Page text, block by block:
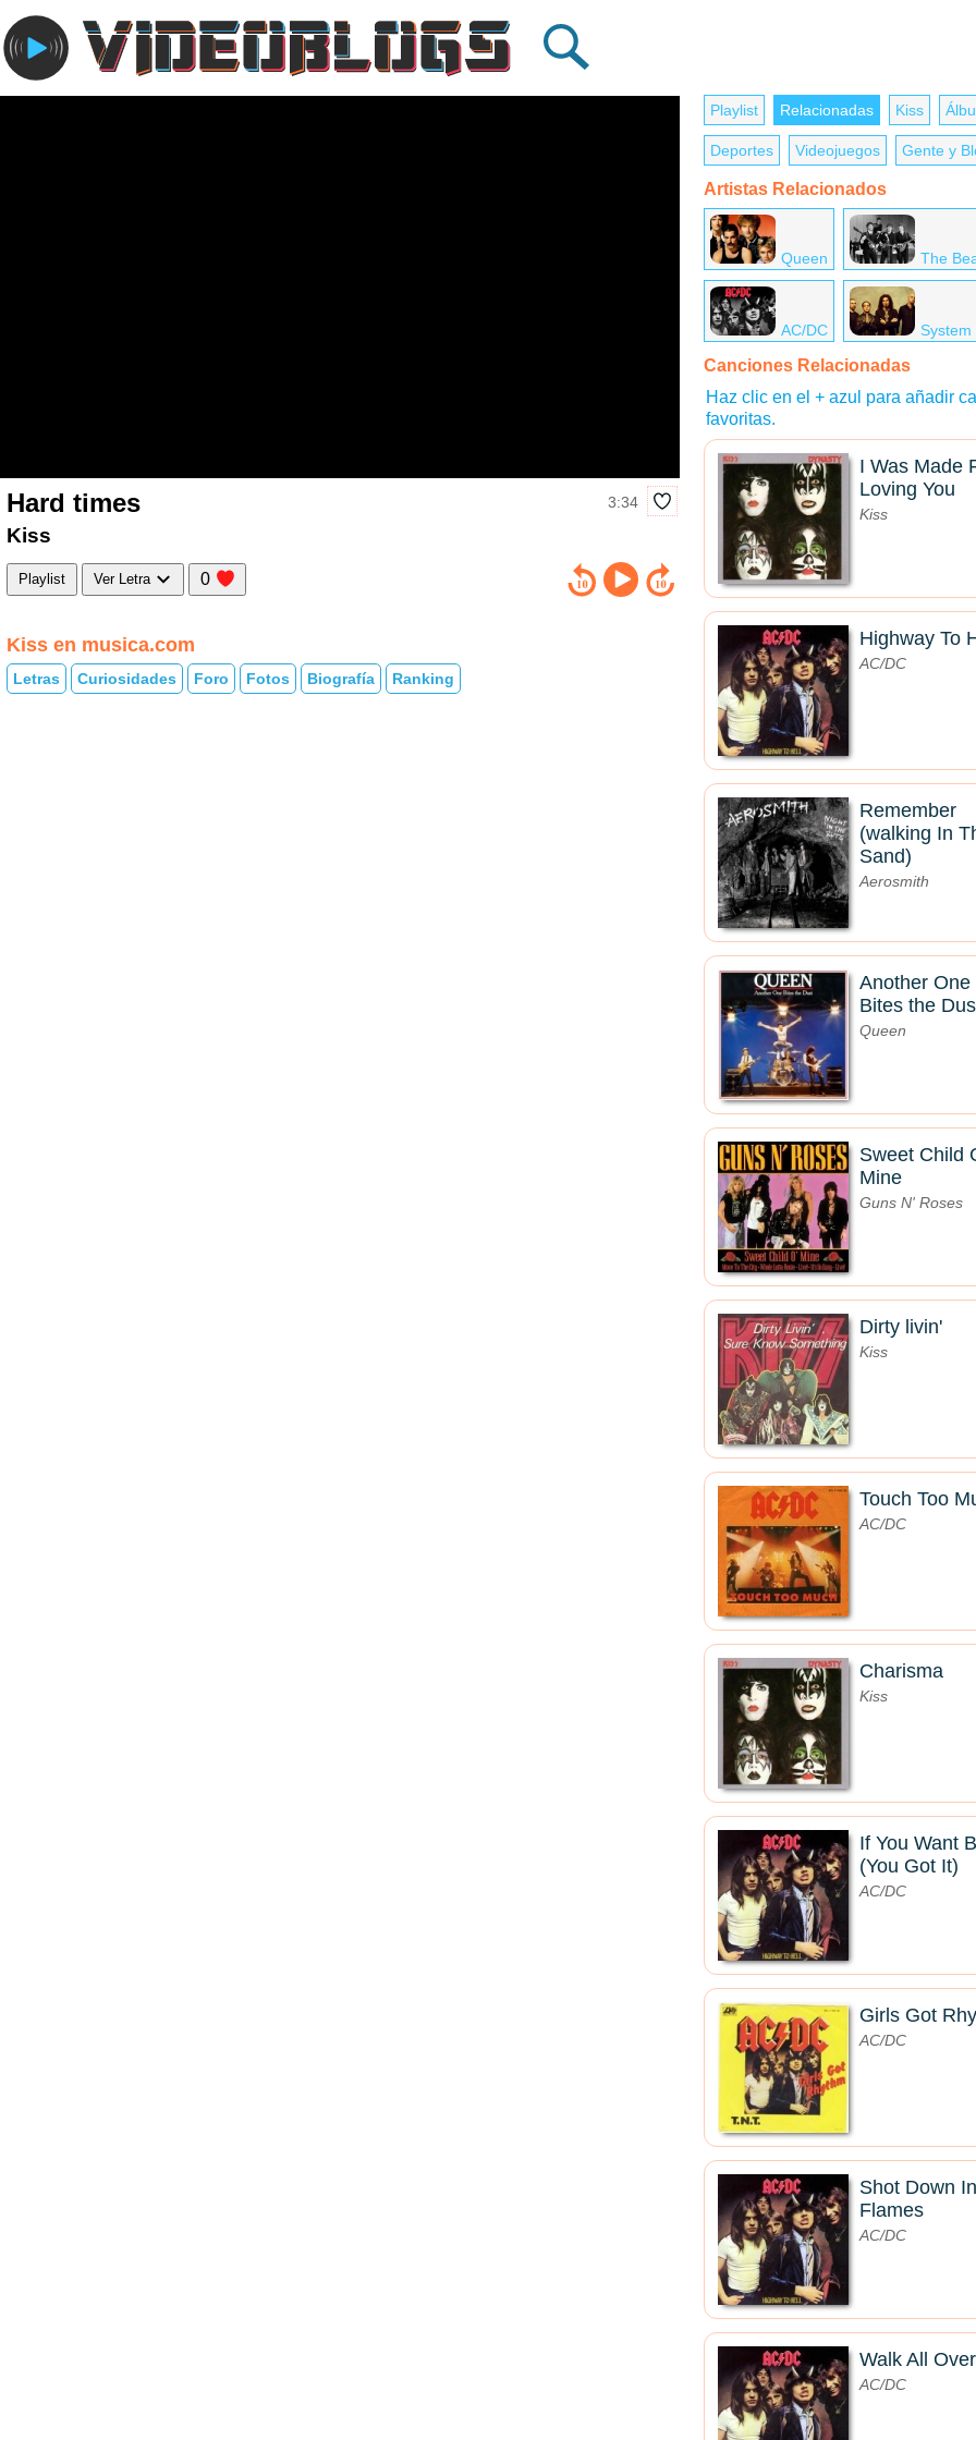
Hard times 3:34
Kiss
Playlist Ver Letra 0
Kiss en musica.com
Letras Curiosidades Foro Fotos Biografía Ranking
Playlist Relacionadas Kiss
Deportes Videojuegos Gente y
Artistas Relacionados
Queen The
AC/DC System
Canciones Relacionadas
Haz clic en el + azul para añadir
favoritas.
I Was Made
Loving You
Kiss
Highway To
AC/DC
Remember
(walking In
Sand)
Aerosmith
Another One
Bites the
Queen
Sweet Child
Mine
Guns N' Roses
Dirty livin'
Kiss
Touch Too
AC/DC
Charisma
Kiss
If You Want
(You Got It)
AC/DC
Girls Got
AC/DC
Shot Down In
Flames
AC/DC
Walk All
AC/DC